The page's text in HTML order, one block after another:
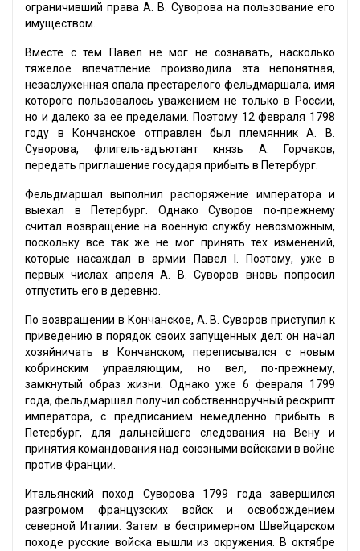
ограничивший права А. В. Суворова на пользование его
имуществом.
Вместе с тем Павел не мог не сознавать, насколько
тяжелое впечатление производила эта непонятная,
незаслуженная опала престарелого фельдмаршала, имя
которого пользовалось уважением не только в России,
но и далеко за ее пределами. Поэтому 12 февраля 1798
году в Кончанское отправлен был племянник А. В.
Суворова, флигель-адъютант князь A. Горчаков,
передать приглашение государя прибыть в Петербург.
Фельдмаршал выполнил распоряжение императора и
выехал в Петербург. Однако Суворов по-прежнему
считал возвращение на военную службу невозможным,
поскольку все так же не мог принять тех изменений,
которые насаждал в армии Павел I. Поэтому, уже в
первых числах апреля А. В. Суворов вновь попросил
отпустить его в деревню.
По возвращении в Кончанское, А. В. Суворов приступил к
приведению в порядок своих запущенных дел: он начал
хозяйничать в Кончанском, переписывался с новым
кобринским управляющим, но вел, по-прежнему,
замкнутый образ жизни. Однако уже 6 февраля 1799
года, фельдмаршал получил собственноручный рескрипт
императора, с предписанием немедленно прибыть в
Петербург, для дальнейшего следования на Вену и
принятия командования над союзными войсками в войне
против Франции.
Итальянский поход Суворова 1799 года завершился
разгромом французских войск и освобождением
северной Италии. Затем в беспримерном Швейцарском
походе русские войска вышли из окружения. В октябре